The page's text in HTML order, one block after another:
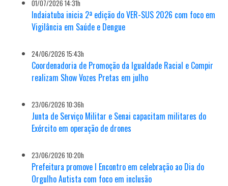
01/07/2026 14:31h
Indaiatuba inicia 2ª edição do VER-SUS 2026 com foco em
Vigilância em Saúde e Dengue
24/06/2026 15:43h
Coordenadoria de Promoção da Igualdade Racial e Compir
realizam Show Vozes Pretas em julho
23/06/2026 10:36h
Junta de Serviço Militar e Senai capacitam militares do
Exército em operação de drones
23/06/2026 10:20h
Prefeitura promove I Encontro em celebração ao Dia do
Orgulho Autista com foco em inclusão